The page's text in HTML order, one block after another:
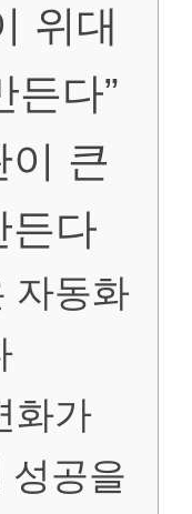
위대
든다”
이 큰
든다
자동화
화가
성공을